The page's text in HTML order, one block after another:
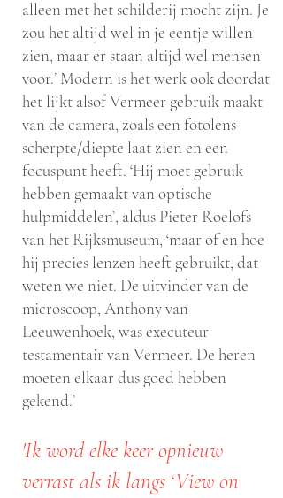
alleen met het schilderij mocht zijn. Je
zou het altijd wel in je eentje willen
zien, maar er staan altijd wel mensen
voor.’ Modern is het werk ook doordat
het lijkt alsof Vermeer gebruik maakt
van de camera, zoals een fotolens
scherpte/diepte laat zien en een
focuspunt heeft. ‘Hij moet gebruik
hebben gemaakt van optische
hulpmiddelen’, aldus Pieter Roelofs
van het Rijksmuseum, ‘maar of en hoe
hij precies lenzen heeft gebruikt, dat
weten we niet. De uitvinder van de
microscoop, Anthony van
Leeuwenhoek, was executeur
testamentair van Vermeer. De heren
moeten elkaar dus goed hebben
gekend.’
'Ik word elke keer opnieuw
verrast als ik langs ‘View on